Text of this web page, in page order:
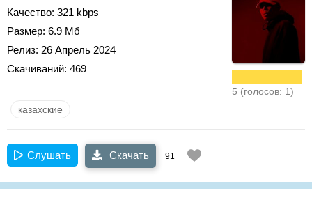
Качество: 321 kbps
Размер: 6.9 Мб
Релиз: 26 Апрель 2024
Скачиваний: 469
5 (голосов: 1)
казахские
Слушать Скачать 91